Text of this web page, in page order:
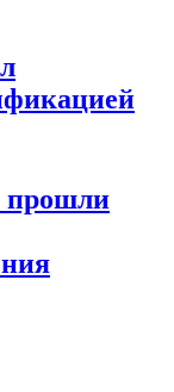
прошли